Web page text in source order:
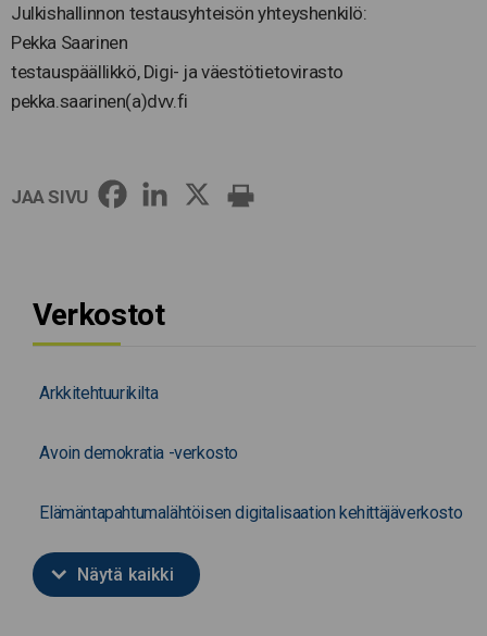
Julkishallinnon testausyhteisön yhteyshenkilö:
Pekka Saarinen
testauspäällikkö, Digi- ja väestötietovirasto
pekka.saarinen(a)dvv.fi
JAA SIVU
Verkostot
Arkkitehtuurikilta
Avoin demokratia -verkosto
Elämäntapahtumalähtöisen digitalisaation kehittäjäverkosto
Näytä kaikki